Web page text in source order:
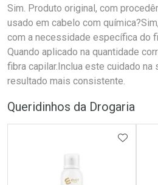
Sim. Produto original, com
usado em cabelo com
com a necessidade específica do
Quando aplicado na quantidade
fibra capilar.Inclua este cuidado na
resultado mais consistente.
Queridinhos da Drogaria